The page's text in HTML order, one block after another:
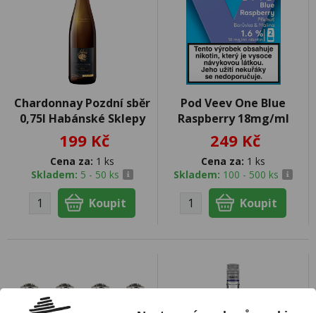
Chardonnay Pozdní sběr
0,75l Habánské Sklepy
199 Kč
Cena za: 1 ks
Skladem: 5 - 50 ks
Pod Veev One Blue
Raspberry 18mg/ml
249 Kč
Cena za: 1 ks
Skladem: 100 - 500 ks